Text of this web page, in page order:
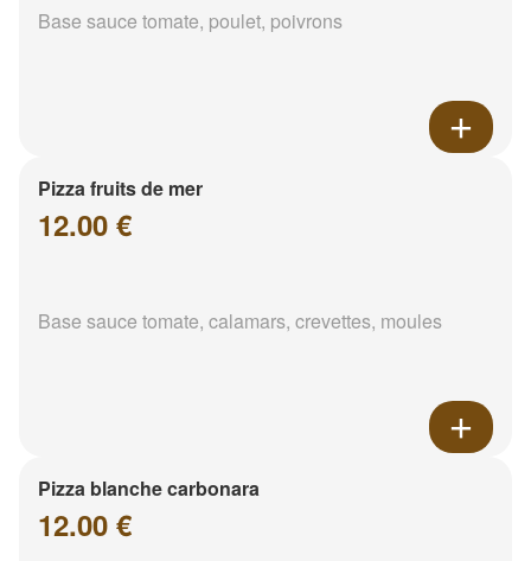
Base sauce tomate, poulet, poivrons
Pizza fruits de mer
12.00 €
Base sauce tomate, calamars, crevettes, moules
Pizza blanche carbonara
12.00 €